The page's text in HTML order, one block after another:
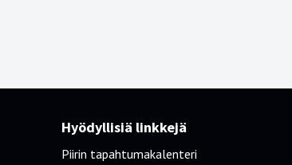
Hyödyllisiä linkkejä
Piirin tapahtumakalenteri